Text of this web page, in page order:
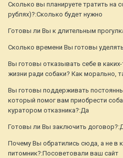
Сколько вы планируете тратить на
рублях)?:Сколько будет нужно
Готовы ли Вы к длительным
Сколько времени Вы готовы
Вы готовы отказывать себе в
жизни ради собаки? Как морально,
Вы готовы поддерживать
который помог вам приобрести
куратором отказника?:Да
Готовы ли Вы заключить
Почему Вы обратились сюда, а не в
питомник?:Посоветовали ваш сайт